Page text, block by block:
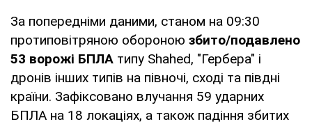
За попередніми даними, станом на 09:30
протиповітряною обороною збито/подавлено
53 ворожі БПЛА типу Shahed, "Гербера" і
дронів інших типів на півночі, сході та півдні
країни. Зафіксовано влучання 59 ударних
БПЛА на 18 локаціях, а також падіння збитих